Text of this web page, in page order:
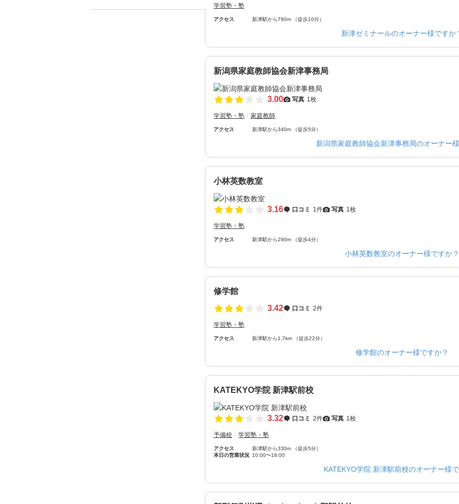
学習塾・塾
アクセス 新津駅から780m （徒歩10分）
新津ゼミナールのオーナー様ですか
新潟県家庭教師協会新津事務局
3.00 写真 1枚
学習塾・塾 家庭教師
アクセス 新津駅から340m （徒歩5分）
新潟県家庭教師協会新津事務局のオーナー
小林英数教室
3.16 口コミ 1件 写真 1枚
学習塾・塾
アクセス 新津駅から290m （徒歩4分）
小林英数教室のオーナー様ですか？
修学館
3.42
口コミ 2件
学習塾・塾
アクセス 新津駅から1.7km （徒歩22分）
修学館のオーナー様ですか？
KATEKYO学院 新津駅前校
3.32 口コミ 2件 写真 1枚
予備校 学習塾・塾
アクセス
新津駅から330m （徒歩5分）
本日の営業状況 10:00〜18:00
KATEKYO学院 新津駅前校のオーナー様